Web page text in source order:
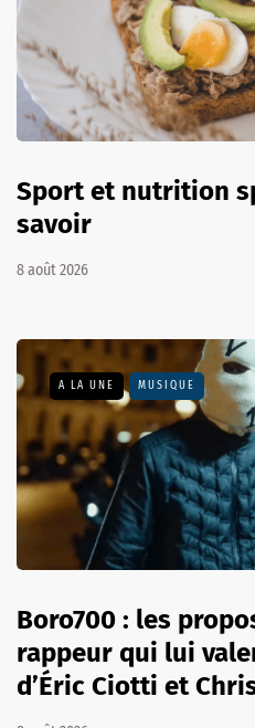
Sport et nutrition
savoir
8 août 2026
A LA UNE MUSIQUE
Boro700 : les
rappeur qui lui
d’Éric Ciotti et